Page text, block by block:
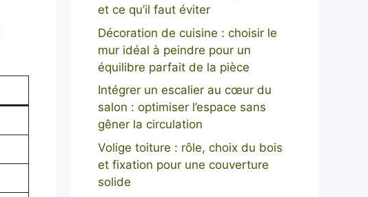
et ce qu’il faut éviter
Décoration de cuisine : choisir le
mur idéal à peindre pour un
équilibre parfait de la pièce
Intégrer un escalier au cœur du
salon : optimiser l’espace sans
gêner la circulation
Volige toiture : rôle, choix du bois
et fixation pour une couverture
solide